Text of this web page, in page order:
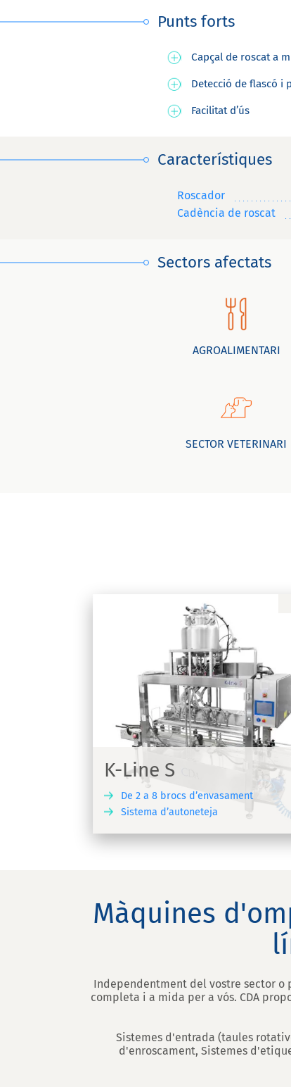
Punts forts
Capçal de roscat a
Detecció de flascó i
Facilitat d’ús
Característiques
Roscador
Cadència de roscat
Sectors afectats
AGROALIMENTARI
SECTOR VETERINARI
K-Line S
De 2 a 8 brocs d’envasament
Sistema d’autoneteja
Ninon 1500/2500
Màquina d’etiquetatge per a
adhesives
Màquines
Independentment del vostre sector o
completa i a mida per a vós. CDA
Sistemes d'entrada (taules
d'enroscament, Sistemes